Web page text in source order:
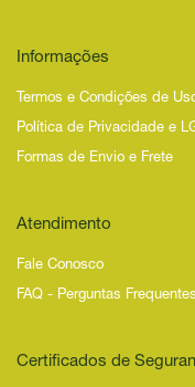
Informações
Termos e Condições de
Política de Privacidade e
Formas de Envio e Frete
Atendimento
Fale Conosco
FAQ - Perguntas Frequentes
Certificados de